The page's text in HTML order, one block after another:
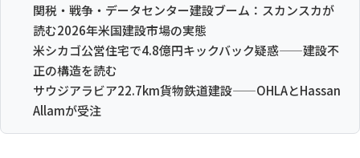
関税・戦争・データセンター建設ブーム：スカンスカが
読む2026年米国建設市場の実態
米シカゴ公営住宅で4.8億円キックバック疑惑——建設不
正の構造を読む
サウジアラビア22.7km貨物鉄道建設——OHLAとHassan
Allamが受注